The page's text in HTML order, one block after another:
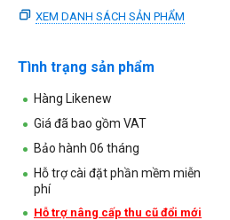
XEM DANH SÁCH SẢN PHẨM
Tình trạng sản phẩm
Hàng Likenew
Giá đã bao gồm VAT
Bảo hành 06 tháng
Hỗ trợ cài đặt phần mềm miễn
phí
Hỗ trợ nâng cấp thu cũ đổi mới